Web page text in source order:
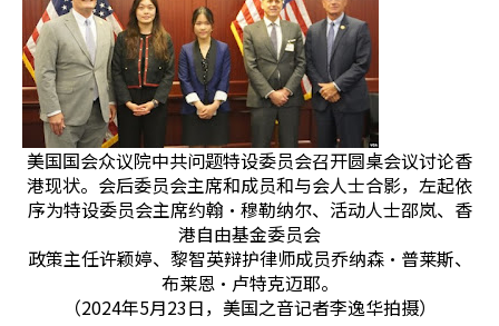
美国国会众议院中共问题特设委员会召开圆桌会议讨论香
港现状。会后委员会主席和成员和与会人士合影，左起依
序为特设委员会主席约翰·穆勒纳尔、活动人士邵岚、香
港自由基金委员会
政策主任许颖婷、黎智英辩护律师成员乔纳森·普莱斯、
布莱恩·卢特克迈耶。
（2024年5月23日，美国之音记者李逸华拍摄）